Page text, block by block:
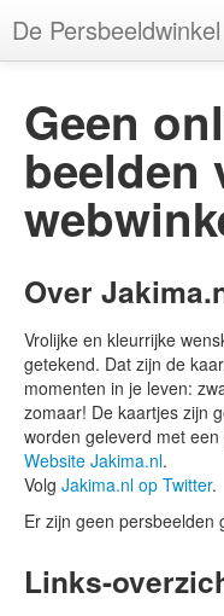
De Persbeeldwinkel
Webwinkels
Categorieën
Tags
Account
Geen
beelden
Over
Vrolijke en kleurrijke
getekend. Dat zijn de
momenten in je leven:
zomaar! De kaartjes zijn
worden geleverd met
Website Jakima.nl.
Volg Jakima.nl op Twitter.
Er zijn geen persbeelden
Links-